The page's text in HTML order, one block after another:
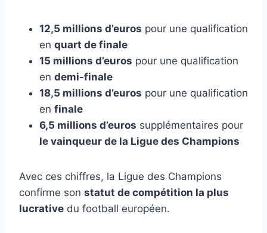
12,5 millions d’euros pour une qualification
en quart de finale
15 millions d’euros pour une qualification
en demi-finale
18,5 millions d’euros pour une qualification
en finale
6,5 millions d’euros supplémentaires pour
le vainqueur de la Ligue des Champions
Avec ces chiffres, la Ligue des Champions
confirme son statut de compétition la plus
lucrative du football européen.